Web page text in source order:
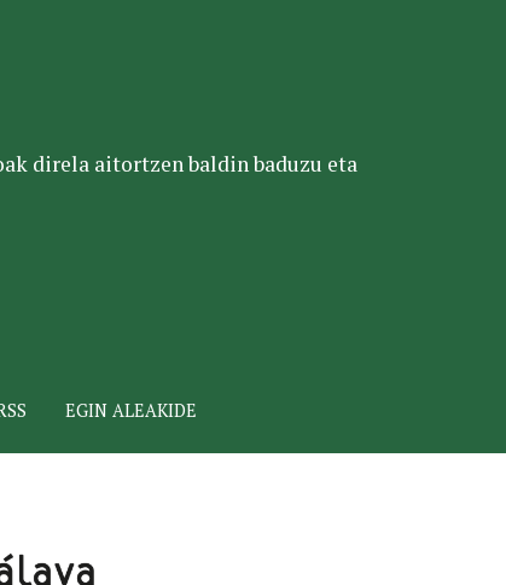
direla aitortzen baldin baduzu eta
EGIN ALEAKIDE